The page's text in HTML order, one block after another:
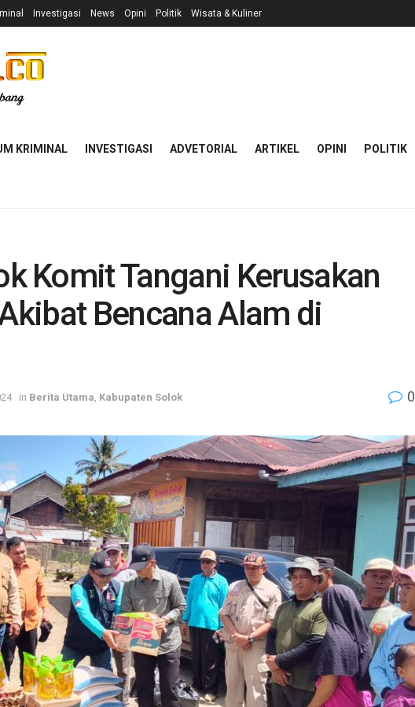
Investigasi News Opini Politik Wisata & Kuliner
KRIMINAL INVESTIGASI ADVETORIAL ARTIKEL OPINI POLITIK
Komit Tangani Kerusakan
Bencana Alam di
in Berita Utama Kabupaten Solok 0